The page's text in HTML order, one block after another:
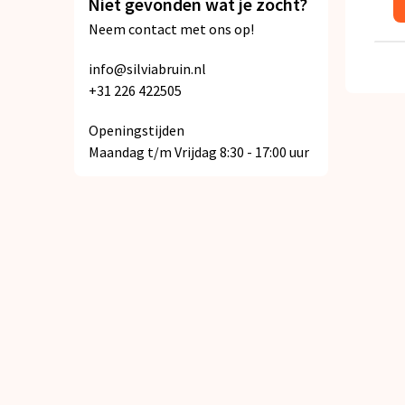
Neem contact met ons op!
info@silviabruin.nl
+31 226 422505
Openingstijden
Maandag t/m Vrijdag 8:30 - 17:00 uur